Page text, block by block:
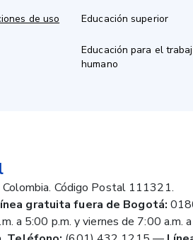
de uso Educación superior
Educación para el
humano
Código Postal 111321.
gratuita fuera de Bogotá:
a 5:00 p.m. y viernes de 7:00 a.m.